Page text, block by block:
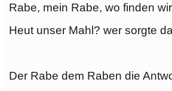
Rabe, mein Rabe, wo finden wir
Heut unser Mahl? wer sorgte
Der Rabe dem Raben die